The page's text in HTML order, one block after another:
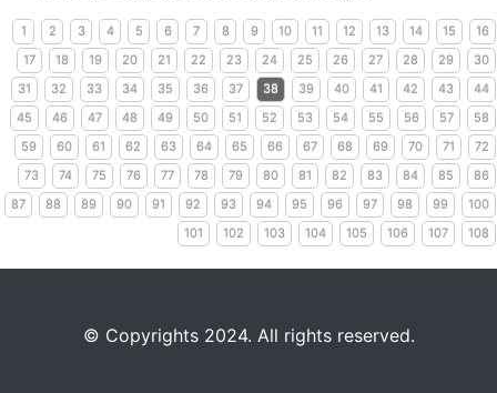
1 2 3 4 5 6 7 8 9 10 11 12 13 14 15
16
17
18 19 20 21 22 23 24 25 26 27 28 29
30
31
32 33 34 35 36 37 38 39 40 41 42 43
44
45
46 47 48 49 50 51 52 53 54 55 56 57
58
59
60 61 62 63 64 65 66 67 68 69 70 71
72
73
74 75 76 77 78 79 80 81 82 83 84 85
86
87
88 89 90 91 92 93 94 95 96 97 98 99
100
101
102 103 104 105 106 107 108
©️ Copyrights 2024. All rights reserved.